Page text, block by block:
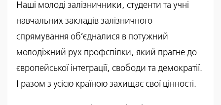
Наші молоді залізничники, студенти та учні
навчальних закладів залізничного
спрямування об’єдналися в потужний
молодіжний рух профспілки, який прагне до
європейської інтеграції, свободи та демократії.
І разом з усією країною захищає свої цінності.